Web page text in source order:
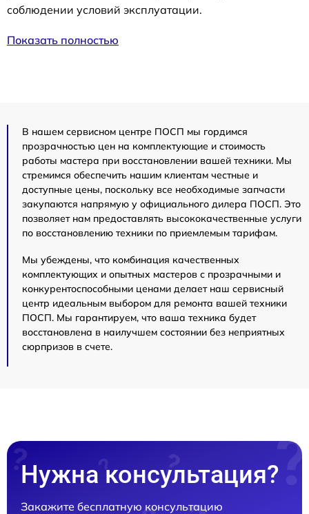
соблюдении условий эксплуатации.
Показать полностью
В нашем сервисном центре ПОСП мы гордимся
прозрачностью цен на комплектующие и стоимость
работы мастера при восстановлении вашей техники. Мы
стремимся обеспечить нашим клиентам честные и
доступные цены, поскольку все необходимые запчасти
закупаются напрямую у официального дилера ПОСП. Это
позволяет нам предоставлять высококачественные услуги
по восстановлению техники по приемлемым тарифам.
Мы убеждены, что комбинация качественных
комплектующих и опытных мастеров с прозрачными и
конкурентоспособными ценами делает наш сервисный
центр идеальным выбором для ремонта вашей техники
ПОСП. Мы гарантируем, что ваша техника будет
восстановлена в наилучшем состоянии без неприятных
сюрпризов в счете.
Нужна консультация?
Закажите бесплатную консультацию